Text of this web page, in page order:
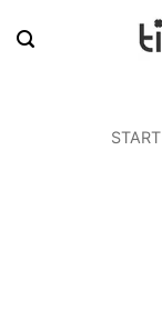
Inhalt
START